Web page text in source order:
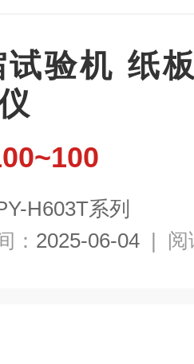
试验机 纸
H603T系列
： 2025-06-04 | 阅